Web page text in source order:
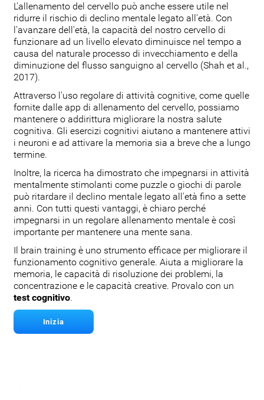
L'allenamento del cervello può anche essere utile nel
ridurre il rischio di declino mentale legato all'età. Con
l'avanzare dell'età, la capacità del nostro cervello di
funzionare ad un livello elevato diminuisce nel tempo a
causa del naturale processo di invecchiamento e della
diminuzione del flusso sanguigno al cervello (Shah et al.,
2017).
Attraverso l'uso regolare di attività cognitive, come quelle
fornite dalle app di allenamento del cervello, possiamo
mantenere o addirittura migliorare la nostra salute
cognitiva. Gli esercizi cognitivi aiutano a mantenere attivi
i neuroni e ad attivare la memoria sia a breve che a lungo
termine.
Inoltre, la ricerca ha dimostrato che impegnarsi in attività
mentalmente stimolanti come puzzle o giochi di parole
può ritardare il declino mentale legato all'età fino a sette
anni. Con tutti questi vantaggi, è chiaro perché
impegnarsi in un regolare allenamento mentale è così
importante per mantenere una mente sana.
Il brain training è uno strumento efficace per migliorare il
funzionamento cognitivo generale. Aiuta a migliorare la
memoria, le capacità di risoluzione dei problemi, la
concentrazione e le capacità creative. Provalo con un
test cognitivo.
Inizia